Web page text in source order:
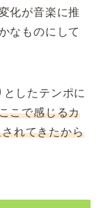
化が音楽に推
なものにして
としたテンポに
こで感じるカ
れてきたから